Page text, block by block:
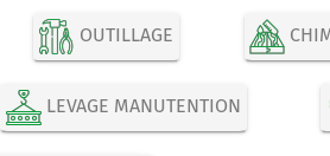
OUTILLAGE
LEVAGE MANUTENTION